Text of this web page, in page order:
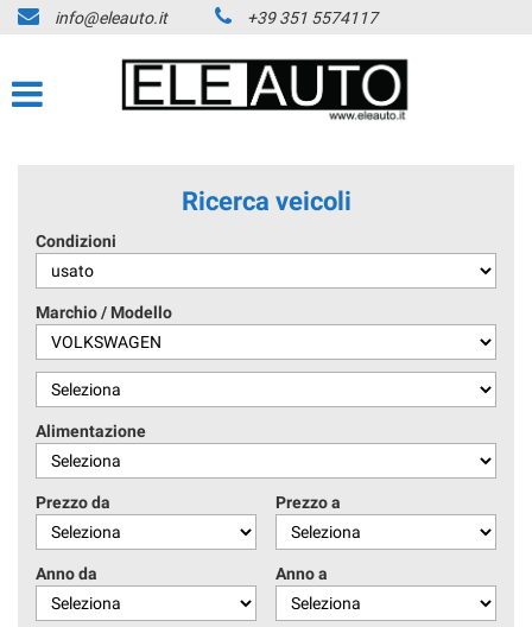
info@eleauto.it +39 351 5574117
Ricerca veicoli
Condizioni
Marchio / Modello
Alimentazione
Prezzo da Prezzo a
Anno da Anno a